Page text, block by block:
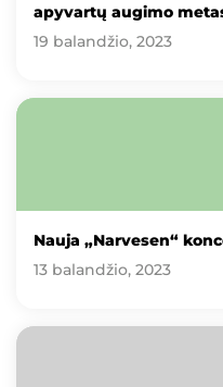
apyvartų augimo
19 balandžio, 2023
Nauja „Narvesen“
13 balandžio, 2023